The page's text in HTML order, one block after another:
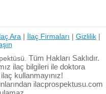
Ara | İlaç Firmaları | Gizlilik |
Tüm Hakları Saklıdır.
ilaç bilgileri ile doktora
kullanmayınız!
ilacprospektusu.com